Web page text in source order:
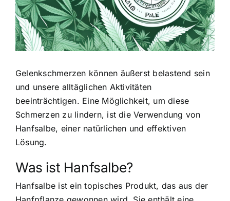
Gelenkschmerzen können äußerst belastend sein
und unsere alltäglichen Aktivitäten
beeinträchtigen. Eine Möglichkeit, um diese
Schmerzen zu lindern, ist die Verwendung von
Hanfsalbe, einer natürlichen und effektiven
Lösung.
Was ist Hanfsalbe?
Hanfsalbe ist ein topisches Produkt, das aus der